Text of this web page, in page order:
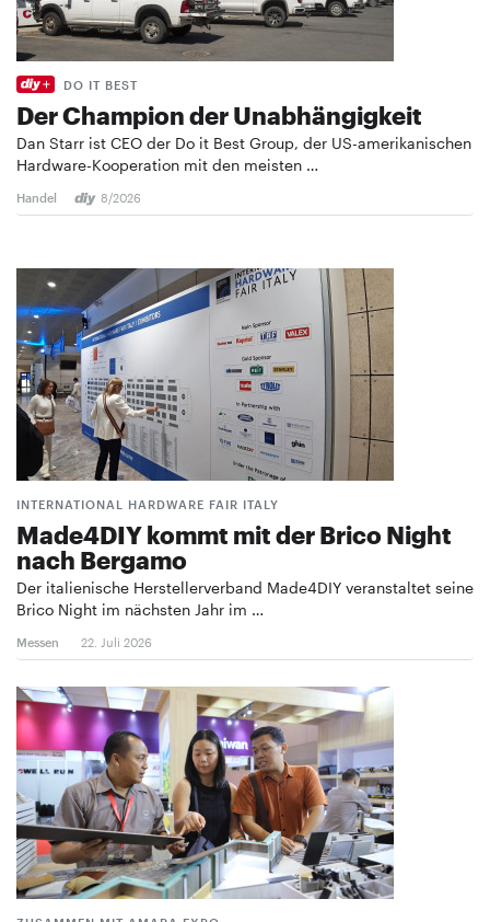
DO IT BEST
Der Champion der Unabhängigkeit
Dan Starr ist CEO der Do it Best Group, der US-amerikanischen
Hardware-Kooperation mit den meisten …
Handel 8/2026
INTERNATIONAL HARDWARE FAIR ITALY
Made4DIY kommt mit der Brico Night
nach Bergamo
Der italienische Herstellerverband Made4DIY veranstaltet seine
Brico Night im nächsten Jahr im …
Messen 22. Juli 2026